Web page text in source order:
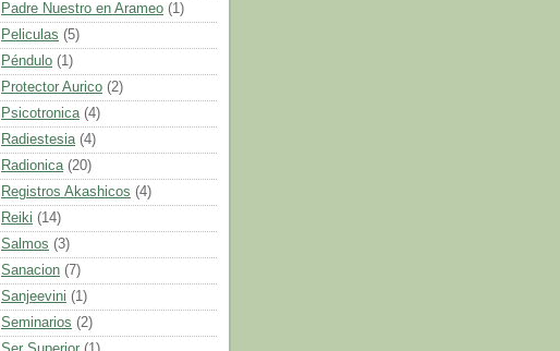
Padre Nuestro en Arameo (1)
Peliculas (5)
Péndulo (1)
Protector Aurico (2)
Psicotronica (4)
Radiestesia (4)
Radionica (20)
Registros Akashicos (4)
Reiki (14)
Salmos (3)
Sanacion (7)
Sanjeevini (1)
Seminarios (2)